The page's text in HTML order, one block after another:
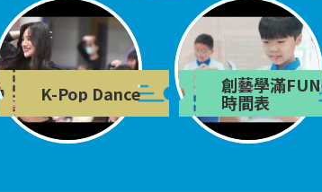
K-Pop Dance 創藝學滿FUN
時間表